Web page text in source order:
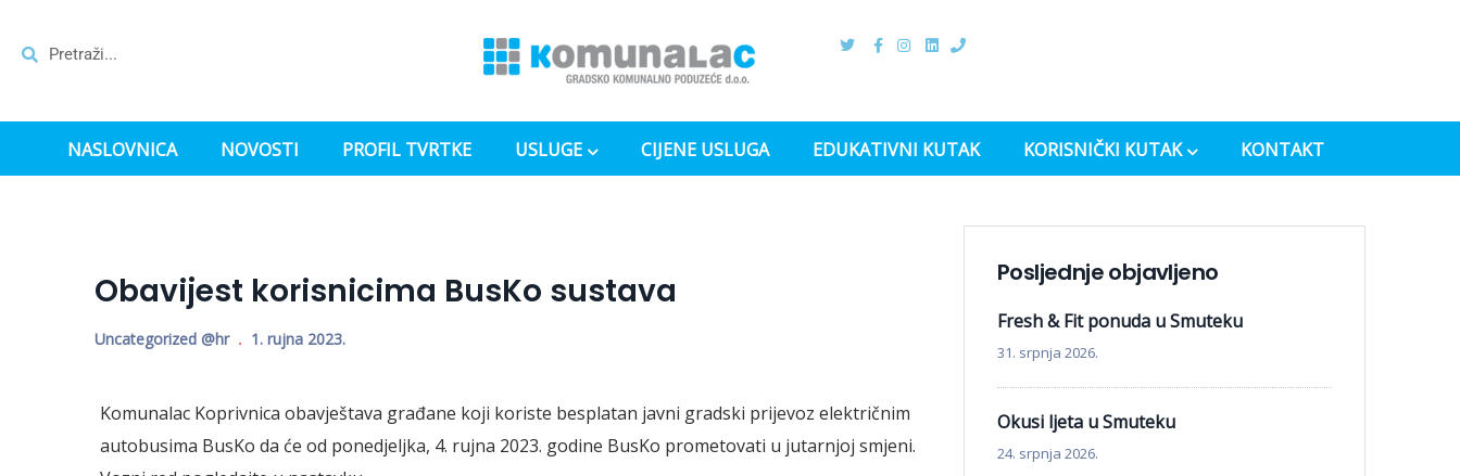
NASLOVNICA NOVOSTI PROFIL TVRTKE USLUGE CIJENE USLUGA EDUKATIVNI KUTAK KORISNIČKI KUTAK KONTAKT
Obavijest korisnicima BusKo sustava
Uncategorized @hr 1. rujna 2023.
Komunalac Koprivnica obavještava građane koji koriste besplatan javni gradski prijevoz električnim
autobusima BusKo da će od ponedjeljka, 4. rujna 2023. godine BusKo prometovati u jutarnjoj smjeni.
Posljednje objavljeno
Fresh & Fit ponuda u Smuteku
31. srpnja 2026.
Okusi ljeta u Smuteku
24. srpnja 2026.